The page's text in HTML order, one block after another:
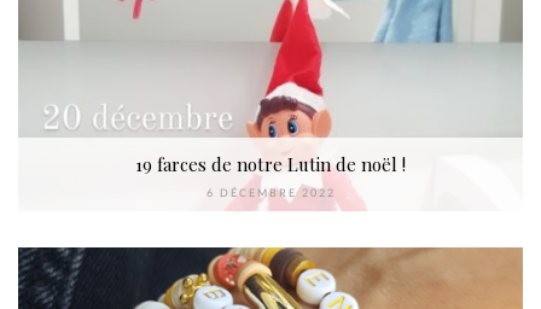
19 farces de notre Lutin de noël !
6 DÉCEMBRE 2022